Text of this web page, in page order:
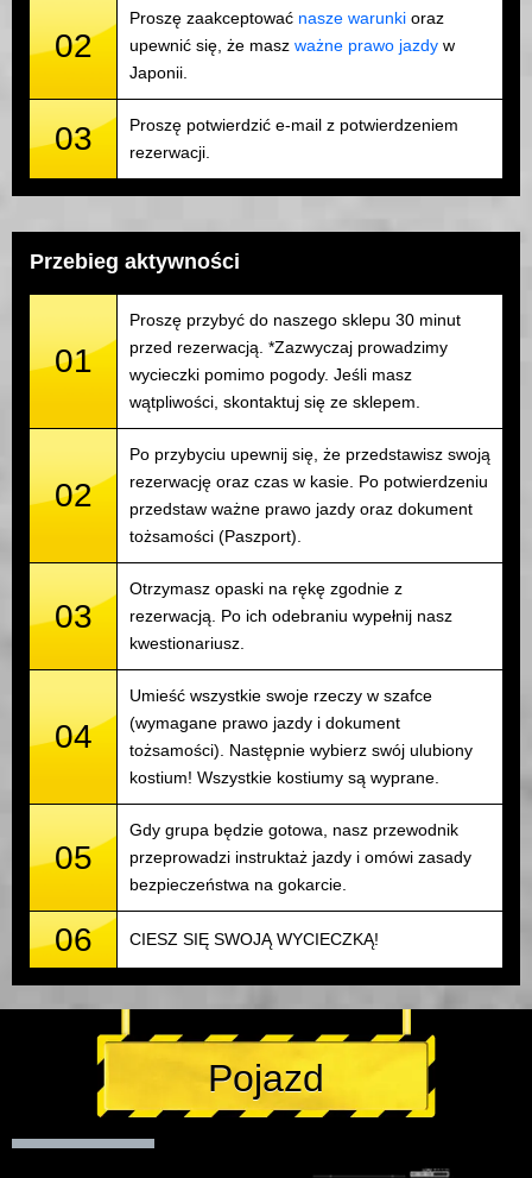
02
Proszę zaakceptować nasze warunki oraz
upewnić się, że masz ważne prawo jazdy w
Japonii.
03
Proszę potwierdzić e-mail z potwierdzeniem
rezerwacji.
Przebieg aktywności
01
Proszę przybyć do naszego sklepu 30 minut
przed rezerwacją. *Zazwyczaj prowadzimy
wycieczki pomimo pogody. Jeśli masz
wątpliwości, skontaktuj się ze sklepem.
02
Po przybyciu upewnij się, że przedstawisz swoją
rezerwację oraz czas w kasie. Po potwierdzeniu
przedstaw ważne prawo jazdy oraz dokument
tożsamości (Paszport).
03
Otrzymasz opaski na rękę zgodnie z
rezerwacją. Po ich odebraniu wypełnij nasz
kwestionariusz.
04
Umieść wszystkie swoje rzeczy w szafce
(wymagane prawo jazdy i dokument
tożsamości). Następnie wybierz swój ulubiony
kostium! Wszystkie kostiumy są wyprane.
05
Gdy grupa będzie gotowa, nasz przewodnik
przeprowadzi instruktaż jazdy i omówi zasady
bezpieczeństwa na gokarcie.
06 CIESZ SIĘ SWOJĄ WYCIECZKĄ!
Pojazd